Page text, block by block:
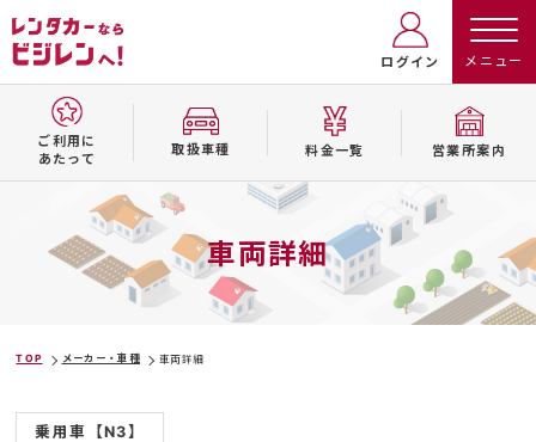
ログイン
ご利用に
あたって
取扱⾞種 料⾦⼀覧 営業所案内
車両詳細
TOP メーカー・車種 車両詳細
乗用車【N3】